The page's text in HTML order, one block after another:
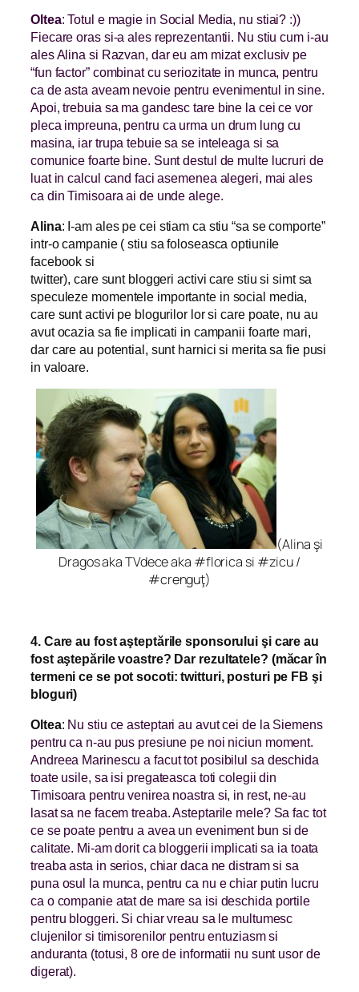
Oltea: Totul e magie in Social Media, nu stiai? :))
Fiecare oras si-a ales reprezentantii. Nu stiu cum i-au
ales Alina si Razvan, dar eu am mizat exclusiv pe
“fun factor” combinat cu seriozitate in munca, pentru
ca de asta aveam nevoie pentru evenimentul in sine.
Apoi, trebuia sa ma gandesc tare bine la cei ce vor
pleca impreuna, pentru ca urma un drum lung cu
masina, iar trupa tebuie sa se inteleaga si sa
comunice foarte bine. Sunt destul de multe lucruri de
luat in calcul cand faci asemenea alegeri, mai ales
ca din Timisoara ai de unde alege.
Alina: I-am ales pe cei stiam ca stiu “sa se comporte”
intr-o campanie ( stiu sa foloseasca optiunile
facebook si
twitter), care sunt bloggeri activi care stiu si simt sa
speculeze momentele importante in social media,
care sunt activi pe blogurilor lor si care poate, nu au
avut ocazia sa fie implicati in campanii foarte mari,
dar care au potential, sunt harnici si merita sa fie pusi
in valoare.
(Alina şi
Dragos aka TVdece aka #florica si #zicu /
#crenguţ)
4. Care au fost aşteptările sponsorului şi care au
fost aştepările voastre? Dar rezultatele? (măcar în
termeni ce se pot socoti: twitturi, posturi pe FB şi
bloguri)
Oltea: Nu stiu ce asteptari au avut cei de la Siemens
pentru ca n-au pus presiune pe noi niciun moment.
Andreea Marinescu a facut tot posibilul sa deschida
toate usile, sa isi pregateasca toti colegii din
Timisoara pentru venirea noastra si, in rest, ne-au
lasat sa ne facem treaba. Asteptarile mele? Sa fac tot
ce se poate pentru a avea un eveniment bun si de
calitate. Mi-am dorit ca bloggerii implicati sa ia toata
treaba asta in serios, chiar daca ne distram si sa
puna osul la munca, pentru ca nu e chiar putin lucru
ca o companie atat de mare sa isi deschida portile
pentru bloggeri. Si chiar vreau sa le multumesc
clujenilor si timisorenilor pentru entuziasm si
anduranta (totusi, 8 ore de informatii nu sunt usor de
digerat).